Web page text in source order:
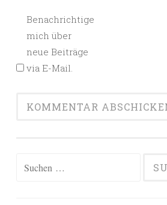
Benachrichtige
mich über
neue Beiträge
via E-Mail.
Suchen